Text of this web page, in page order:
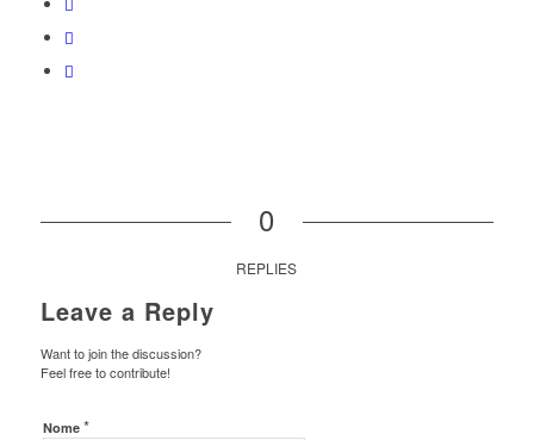
0
REPLIES
Leave a Reply
Want to join the discussion?
Feel free to contribute!
Nome *